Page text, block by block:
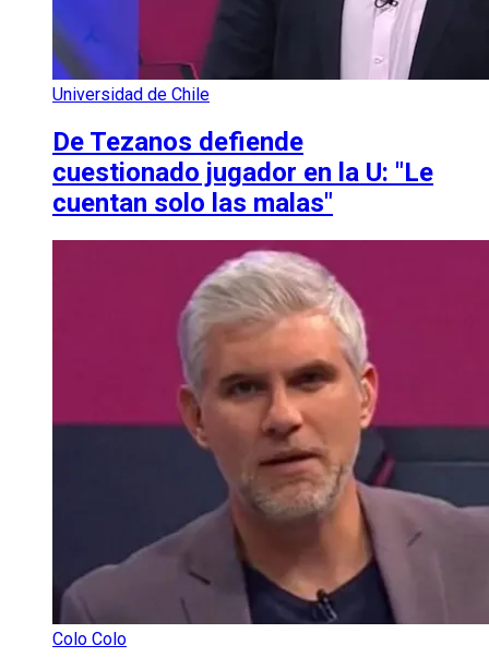
Universidad de Chile
De Tezanos defiende
cuestionado jugador en la U: "Le
cuentan solo las malas"
Colo Colo